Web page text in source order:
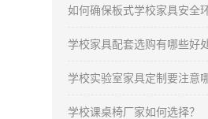
学校家具配套选购有哪些好
学校实验室家具定制要注意
学校课桌椅厂家如何选择？